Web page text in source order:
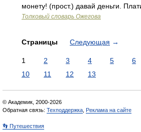
монету! (прост.) давай деньги.
Толковый словарь Ожегова
Страницы Следующая →
1 2 3 4 5 6
10
11 12 13
© Академик, 2000-2026
Обратная связь: Техподдержка Реклама на сайте
👣 Путешествия